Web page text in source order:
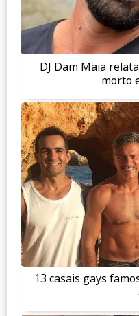
DJ Dam Maia
morto
13 casais gays